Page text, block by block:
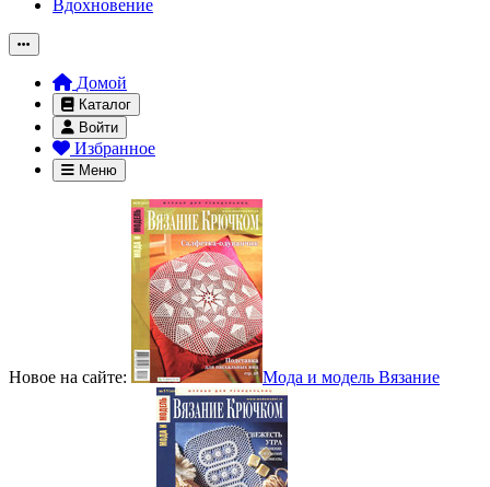
Вдохновение
Домой
Каталог
Войти
Избранное
Меню
Новое на сайте: Мода и модель Вязание